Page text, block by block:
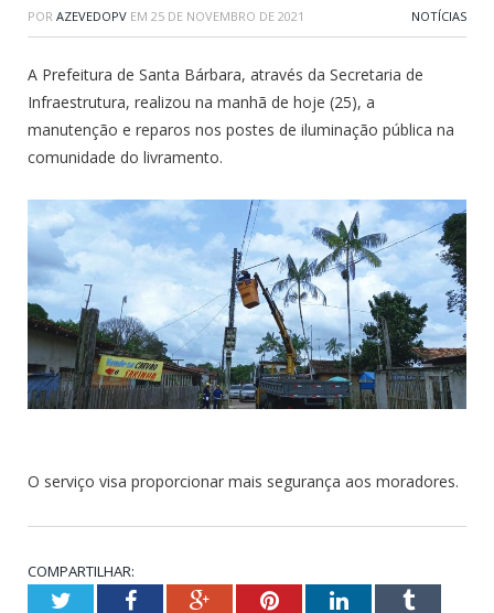
POR AZEVEDOPV EM 25 DE NOVEMBRO DE 2021 NOTÍCIAS
A Prefeitura de Santa Bárbara, através da Secretaria de
Infraestrutura, realizou na manhã de hoje (25), a
manutenção e reparos nos postes de iluminação pública na
comunidade do livramento.
O serviço visa proporcionar mais segurança aos moradores.
COMPARTILHAR:
TwitterFacebookGoogle+PinterestLinkedInTumblr